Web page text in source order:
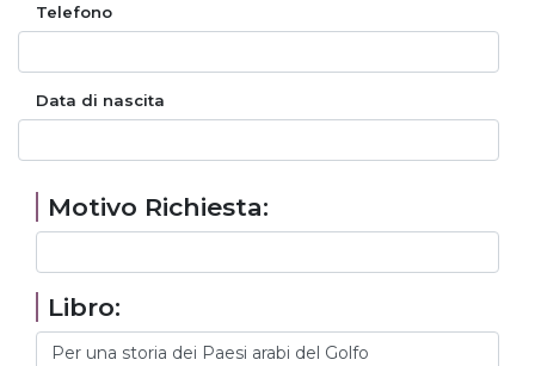
Telefono
Data di nascita
Motivo Richiesta:
Libro: